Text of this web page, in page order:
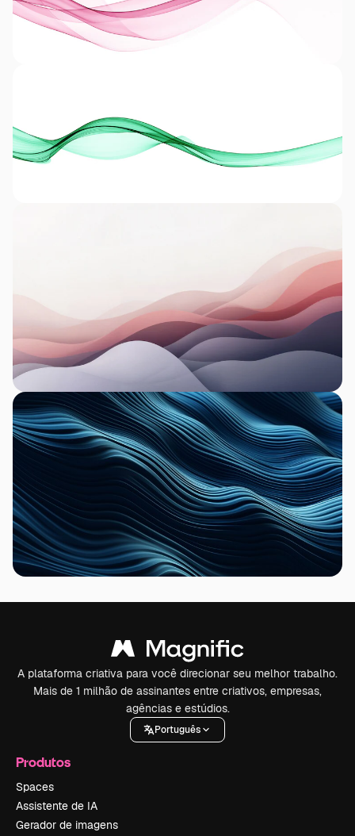
A plataforma criativa para você direcionar seu melhor trabalho.
Mais de 1 milhão de assinantes entre criativos, empresas,
agências e estúdios.
Português
Produtos
Spaces
Assistente de IA
Gerador de imagens